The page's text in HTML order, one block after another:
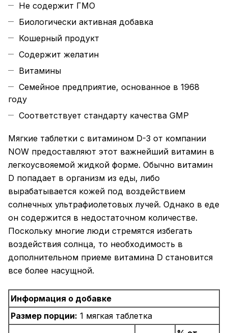
Не содержит ГМО
Биологически активная добавка
Кошерный продукт
Содержит желатин
Витамины
Семейное предприятие, основанное в 1968
году
Соответствует стандарту качества GMP
Мягкие таблетки с витамином D-3 от компании
NOW предоставляют этот важнейший витамин в
легкоусвояемой жидкой форме. Обычно витамин
D попадает в организм из еды, либо
вырабатывается кожей под воздействием
солнечных ультрафиолетовых лучей. Однако в еде
он содержится в недостаточном количестве.
Поскольку многие люди стремятся избегать
воздействия солнца, то необходимость в
дополнительном приеме витамина D становится
все более насущной.
Информация о добавке
Размер порции: 1 мягкая таблетка